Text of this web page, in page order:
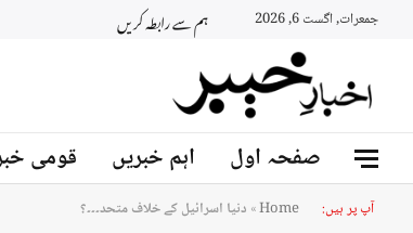
جمعرات, اگست 6, 2026 ہم سے رابطہ کریں
صفحہ اول اہم خبریں قومی
آپ پر ہیں: Home
» دنیا اسرائیل کے خلاف متحد۔۔۔؟